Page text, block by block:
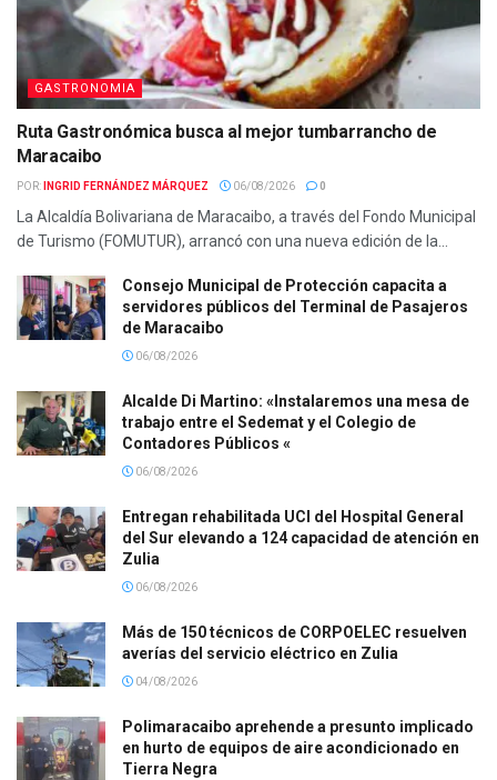
GASTRONOMIA
Ruta Gastronómica busca al mejor tumbarrancho de
Maracaibo
POR: INGRID FERNÁNDEZ MÁRQUEZ 06/08/2026 0
La Alcaldía Bolivariana de Maracaibo, a través del Fondo Municipal
de Turismo (FOMUTUR), arrancó con una nueva edición de la...
Consejo Municipal de Protección capacita a
servidores públicos del Terminal de Pasajeros
de Maracaibo
06/08/2026
Alcalde Di Martino: «Instalaremos una mesa de
trabajo entre el Sedemat y el Colegio de
Contadores Públicos «
06/08/2026
Entregan rehabilitada UCI del Hospital General
del Sur elevando a 124 capacidad de atención en
Zulia
06/08/2026
Más de 150 técnicos de CORPOELEC resuelven
averías del servicio eléctrico en Zulia
04/08/2026
Polimaracaibo aprehende a presunto implicado
en hurto de equipos de aire acondicionado en
Tierra Negra